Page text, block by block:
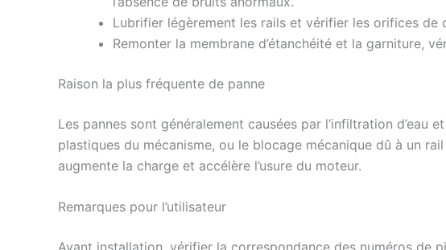
Lubrifier légèrement les rails et vérifier les orifices
Remonter la membrane d’étanchéité et la garniture,
Raison la plus fréquente de panne
Les pannes sont généralement causées par l’infiltration d’eau
plastiques du mécanisme, ou le blocage mécanique dû à un
augmente la charge et accélère l’usure du moteur.
Remarques pour l’utilisateur